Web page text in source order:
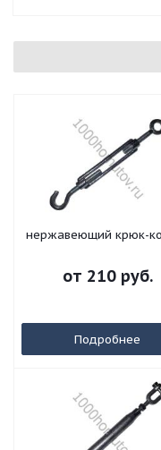
нержавеющий крюк-
от 210 руб.
Подробнее